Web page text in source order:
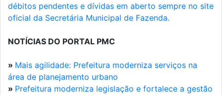
débitos pendentes e dívidas em aberto sempre no site
oficial da Secretária Municipal de Fazenda.
NOTÍCIAS DO PORTAL PMC
» Mais agilidade: Prefeitura moderniza serviços na
área de planejamento urbano
» Prefeitura moderniza legislação e fortalece a gestão